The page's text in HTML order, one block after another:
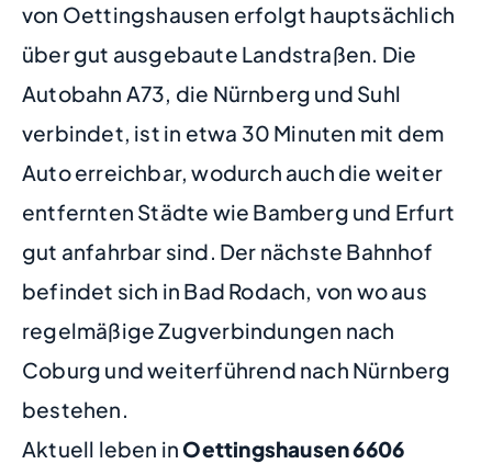
von Oettingshausen erfolgt hauptsächlich
über gut ausgebaute Landstraßen. Die
Autobahn A73, die Nürnberg und Suhl
verbindet, ist in etwa 30 Minuten mit dem
Auto erreichbar, wodurch auch die weiter
entfernten Städte wie Bamberg und Erfurt
gut anfahrbar sind. Der nächste Bahnhof
befindet sich in Bad Rodach, von wo aus
regelmäßige Zugverbindungen nach
Coburg und weiterführend nach Nürnberg
bestehen.
Aktuell leben inOettingshausen6606